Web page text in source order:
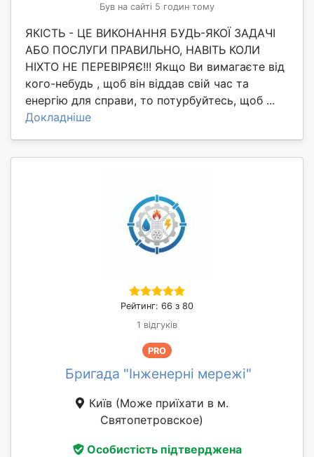
Був на сайті 5 годин тому
ЯКІСТЬ - ЦЕ ВИКОНАННЯ БУДЬ-ЯКОЇ ЗАДАЧІ
АБО ПОСЛУГИ ПРАВИЛЬНО, НАВІТЬ КОЛИ
НІХТО НЕ ПЕРЕВІРЯЄ!!! Якщо Ви вимагаєте від
кого-небудь , щоб він віддав свій час та
енергію для справи, то потурбуйтесь, щоб ...
Докладніше
Рейтинг: 66 з 80
1 відгуків
PRO
Бригада "Інженерні мережі"
Київ (Може приїхати в м.
Святопетровское)
Особистість підтверджена